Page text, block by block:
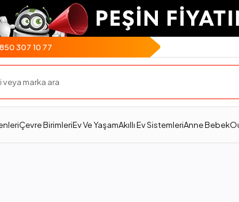
307 10 77
Çevre BirimleriEv Ve YaşamAkıllı Ev SistemleriAnne Bebek